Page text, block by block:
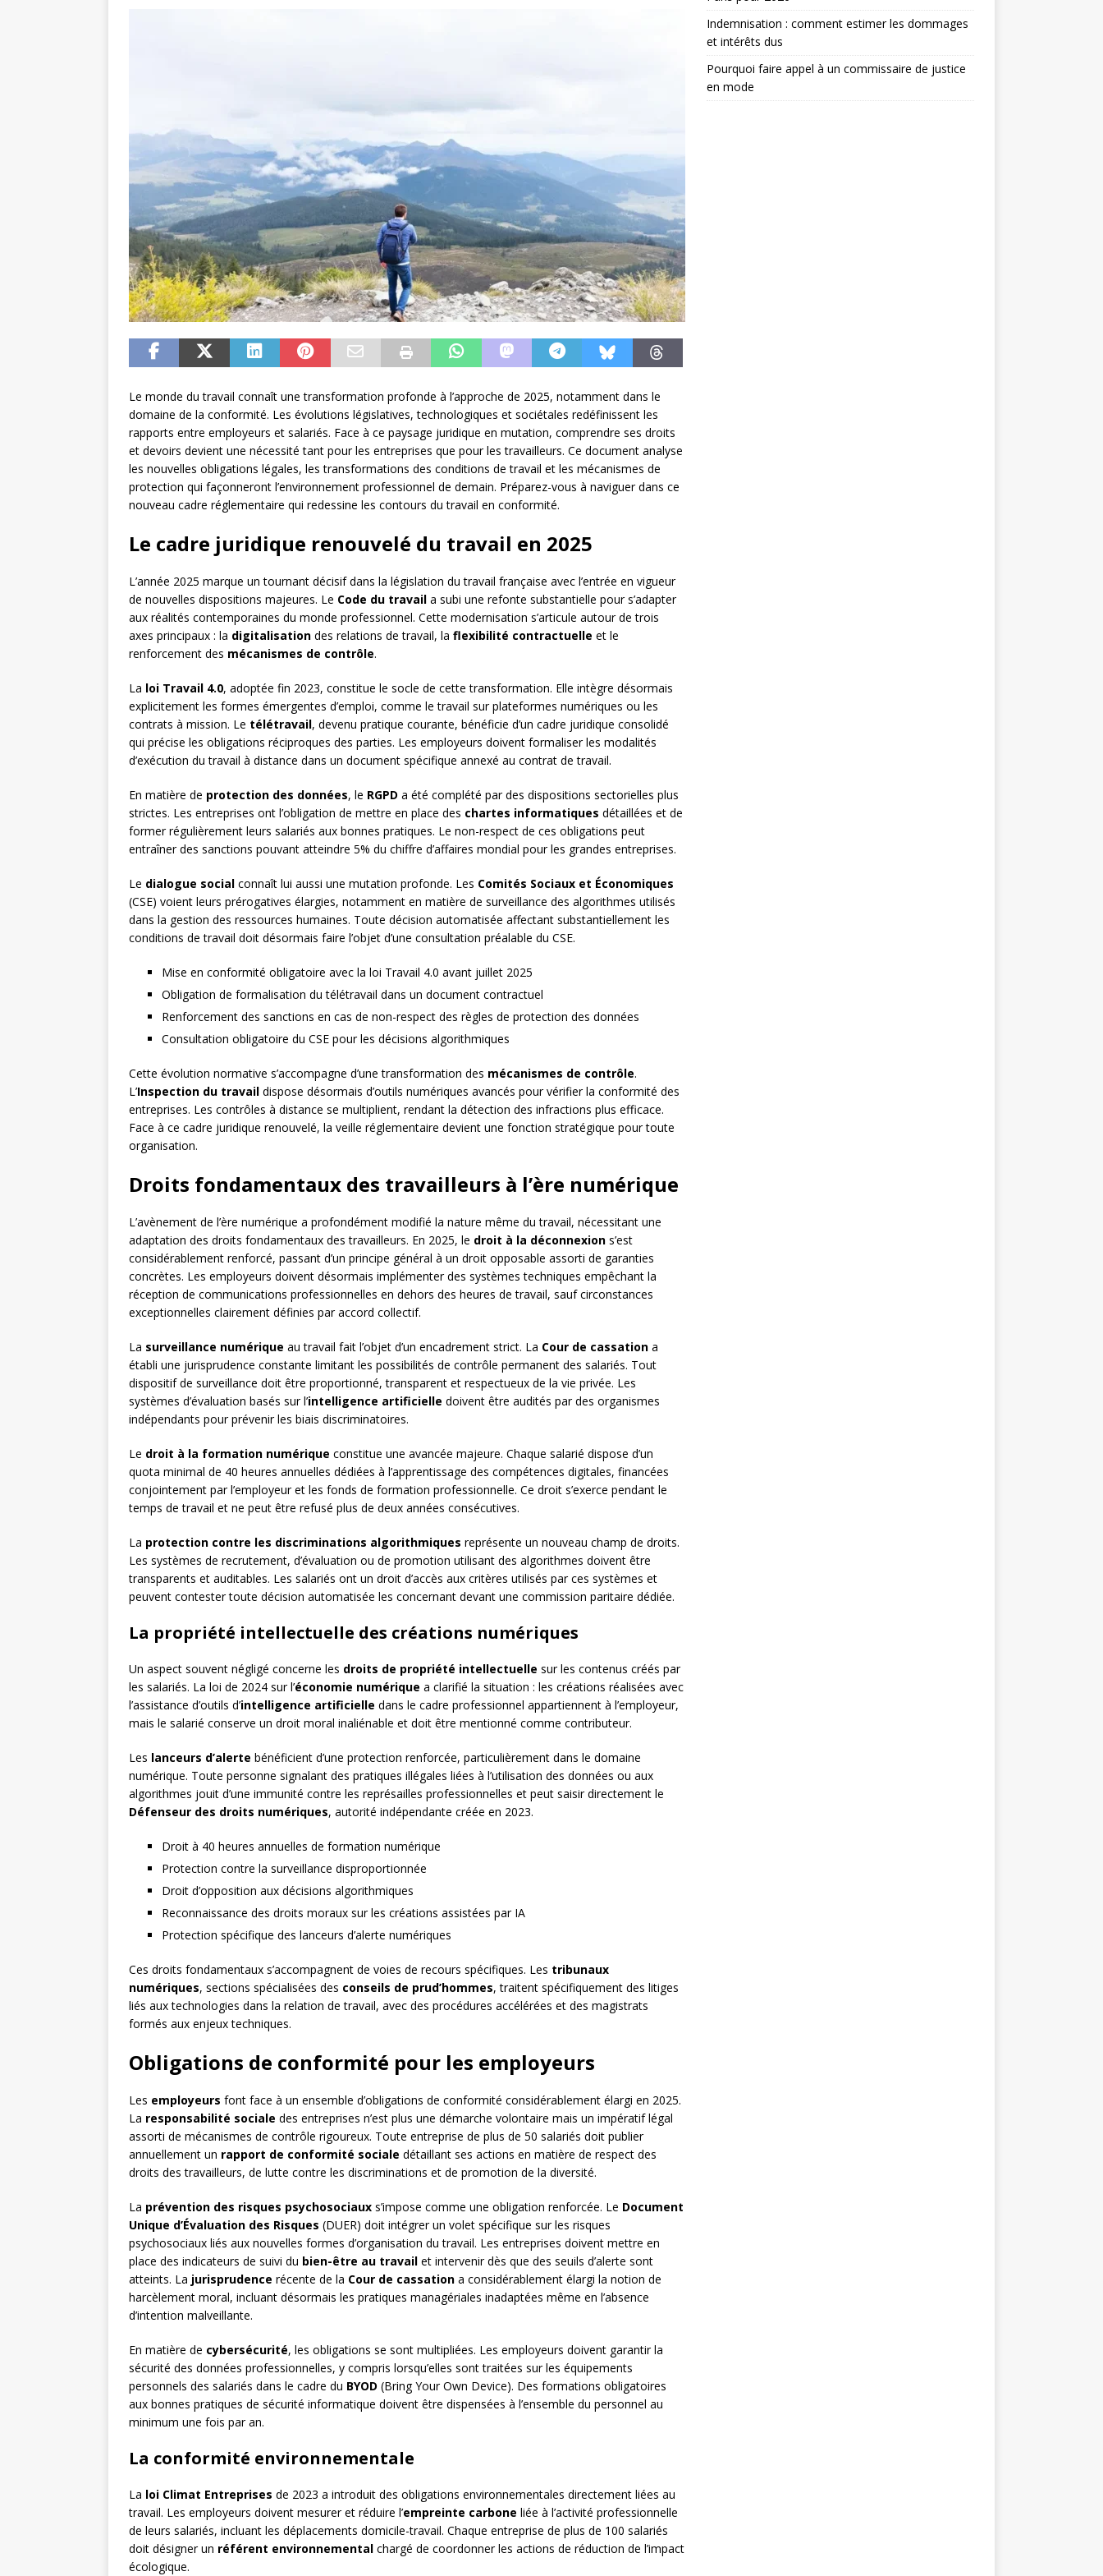
Le monde du travail connaît une transformation profonde à l’approche de 2025, notamment dans le
domaine de la conformité. Les évolutions législatives, technologiques et sociétales redéfinissent les
rapports entre employeurs et salariés. Face à ce paysage juridique en mutation, comprendre ses droits
et devoirs devient une nécessité tant pour les entreprises que pour les travailleurs. Ce document analyse
les nouvelles obligations légales, les transformations des conditions de travail et les mécanismes de
protection qui façonneront l’environnement professionnel de demain. Préparez-vous à naviguer dans ce
nouveau cadre réglementaire qui redessine les contours du travail en conformité.
Le cadre juridique renouvelé du travail en 2025
L’année 2025 marque un tournant décisif dans la législation du travail française avec l’entrée en vigueur
de nouvelles dispositions majeures. Le Code du travail a subi une refonte substantielle pour s’adapter
aux réalités contemporaines du monde professionnel. Cette modernisation s’articule autour de trois
axes principaux : la digitalisation des relations de travail, la flexibilité contractuelle et le
renforcement des mécanismes de contrôle.
La loi Travail 4.0, adoptée fin 2023, constitue le socle de cette transformation. Elle intègre désormais
explicitement les formes émergentes d’emploi, comme le travail sur plateformes numériques ou les
contrats à mission. Le télétravail, devenu pratique courante, bénéficie d’un cadre juridique consolidé
qui précise les obligations réciproques des parties. Les employeurs doivent formaliser les modalités
d’exécution du travail à distance dans un document spécifique annexé au contrat de travail.
En matière de protection des données, le RGPD a été complété par des dispositions sectorielles plus
strictes. Les entreprises ont l’obligation de mettre en place des chartes informatiques détaillées et de
former régulièrement leurs salariés aux bonnes pratiques. Le non-respect de ces obligations peut
entraîner des sanctions pouvant atteindre 5% du chiffre d’affaires mondial pour les grandes entreprises.
Le dialogue social connaît lui aussi une mutation profonde. Les Comités Sociaux et Économiques
(CSE) voient leurs prérogatives élargies, notamment en matière de surveillance des algorithmes utilisés
dans la gestion des ressources humaines. Toute décision automatisée affectant substantiellement les
conditions de travail doit désormais faire l’objet d’une consultation préalable du CSE.
Mise en conformité obligatoire avec la loi Travail 4.0 avant juillet 2025
Obligation de formalisation du télétravail dans un document contractuel
Renforcement des sanctions en cas de non-respect des règles de protection des données
Consultation obligatoire du CSE pour les décisions algorithmiques
Cette évolution normative s’accompagne d’une transformation des mécanismes de contrôle.
L’Inspection du travail dispose désormais d’outils numériques avancés pour vérifier la conformité des
entreprises. Les contrôles à distance se multiplient, rendant la détection des infractions plus efficace.
Face à ce cadre juridique renouvelé, la veille réglementaire devient une fonction stratégique pour toute
organisation.
Droits fondamentaux des travailleurs à l’ère numérique
L’avènement de l’ère numérique a profondément modifié la nature même du travail, nécessitant une
adaptation des droits fondamentaux des travailleurs. En 2025, le droit à la déconnexion s’est
considérablement renforcé, passant d’un principe général à un droit opposable assorti de garanties
concrètes. Les employeurs doivent désormais implémenter des systèmes techniques empêchant la
réception de communications professionnelles en dehors des heures de travail, sauf circonstances
exceptionnelles clairement définies par accord collectif.
La surveillance numérique au travail fait l’objet d’un encadrement strict. La Cour de cassation a
établi une jurisprudence constante limitant les possibilités de contrôle permanent des salariés. Tout
dispositif de surveillance doit être proportionné, transparent et respectueux de la vie privée. Les
systèmes d’évaluation basés sur l’intelligence artificielle doivent être audités par des organismes
indépendants pour prévenir les biais discriminatoires.
Le droit à la formation numérique constitue une avancée majeure. Chaque salarié dispose d’un
quota minimal de 40 heures annuelles dédiées à l’apprentissage des compétences digitales, financées
conjointement par l’employeur et les fonds de formation professionnelle. Ce droit s’exerce pendant le
temps de travail et ne peut être refusé plus de deux années consécutives.
La protection contre les discriminations algorithmiques représente un nouveau champ de droits.
Les systèmes de recrutement, d’évaluation ou de promotion utilisant des algorithmes doivent être
transparents et auditables. Les salariés ont un droit d’accès aux critères utilisés par ces systèmes et
peuvent contester toute décision automatisée les concernant devant une commission paritaire dédiée.
La propriété intellectuelle des créations numériques
Un aspect souvent négligé concerne les droits de propriété intellectuelle sur les contenus créés par
les salariés. La loi de 2024 sur l’économie numérique a clarifié la situation : les créations réalisées avec
l’assistance d’outils d’intelligence artificielle dans le cadre professionnel appartiennent à l’employeur,
mais le salarié conserve un droit moral inaliénable et doit être mentionné comme contributeur.
Les lanceurs d’alerte bénéficient d’une protection renforcée, particulièrement dans le domaine
numérique. Toute personne signalant des pratiques illégales liées à l’utilisation des données ou aux
algorithmes jouit d’une immunité contre les représailles professionnelles et peut saisir directement le
Défenseur des droits numériques, autorité indépendante créée en 2023.
Droit à 40 heures annuelles de formation numérique
Protection contre la surveillance disproportionnée
Droit d’opposition aux décisions algorithmiques
Reconnaissance des droits moraux sur les créations assistées par IA
Protection spécifique des lanceurs d’alerte numériques
Ces droits fondamentaux s’accompagnent de voies de recours spécifiques. Les tribunaux
numériques, sections spécialisées des conseils de prud’hommes, traitent spécifiquement des litiges
liés aux technologies dans la relation de travail, avec des procédures accélérées et des magistrats
formés aux enjeux techniques.
Obligations de conformité pour les employeurs
Les employeurs font face à un ensemble d’obligations de conformité considérablement élargi en 2025.
La responsabilité sociale des entreprises n’est plus une démarche volontaire mais un impératif légal
assorti de mécanismes de contrôle rigoureux. Toute entreprise de plus de 50 salariés doit publier
annuellement un rapport de conformité sociale détaillant ses actions en matière de respect des
droits des travailleurs, de lutte contre les discriminations et de promotion de la diversité.
La prévention des risques psychosociaux s’impose comme une obligation renforcée. Le Document
Unique d’Évaluation des Risques (DUER) doit intégrer un volet spécifique sur les risques
psychosociaux liés aux nouvelles formes d’organisation du travail. Les entreprises doivent mettre en
place des indicateurs de suivi du bien-être au travail et intervenir dès que des seuils d’alerte sont
atteints. La jurisprudence récente de la Cour de cassation a considérablement élargi la notion de
harcèlement moral, incluant désormais les pratiques managériales inadaptées même en l’absence
d’intention malveillante.
En matière de cybersécurité, les obligations se sont multipliées. Les employeurs doivent garantir la
sécurité des données professionnelles, y compris lorsqu’elles sont traitées sur les équipements
personnels des salariés dans le cadre du BYOD (Bring Your Own Device). Des formations obligatoires
aux bonnes pratiques de sécurité informatique doivent être dispensées à l’ensemble du personnel au
minimum une fois par an.
La conformité environnementale
La loi Climat Entreprises de 2023 a introduit des obligations environnementales directement liées au
travail. Les employeurs doivent mesurer et réduire l’empreinte carbone liée à l’activité professionnelle
de leurs salariés, incluant les déplacements domicile-travail. Chaque entreprise de plus de 100 salariés
doit désigner un référent environnemental chargé de coordonner les actions de réduction de l’impact
écologique.
Indemnisation : comment estimer les dommages
et intérêts dus
Pourquoi faire appel à un commissaire de justice
en mode